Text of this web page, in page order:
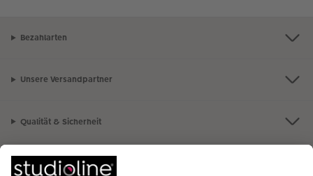
Bezahlarten
Unsere Versandpartner
Qualität & Sicherheit
Nachhaltigkeit bei CEWE